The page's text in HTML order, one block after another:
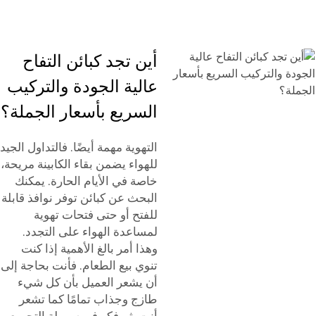
أين تجد كبائن التفاح
عالية الجودة والتركيب
السريع بأسعار الجملة؟
التهوية مهمة أيضًا. فالتداول الجيد
للهواء يضمن بقاء الكابينة مريحة،
خاصة في الأيام الحارة. يمكنك
البحث عن كبائن توفر نوافذ قابلة
للفتح أو حتى فتحات تهوية
لمساعدة الهواء على التجدد.
وهذا أمر بالغ الأهمية إذا كنت
تنوي بيع الطعام. فأنت بحاجة إلى
أن يشعر العميل بأن كل شيء
طازج وجذاب تمامًا كما تشعر